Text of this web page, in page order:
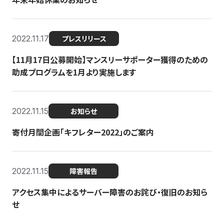
2022.11.17 プレスリリース
【11月17日公募開始】マンスリーサポーター獲得のための
助成プログラムを1月より実施します
2022.11.15 お知らせ
寄付月間企画「キフレター2022」のご案内
2022.11.15 障害報告
アクセス集中によるサーバー障害のお詫び・復旧のお知ら
せ